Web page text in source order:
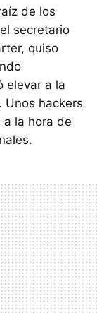
de los
secretario
quiso
elevar a la
hackers
la hora de